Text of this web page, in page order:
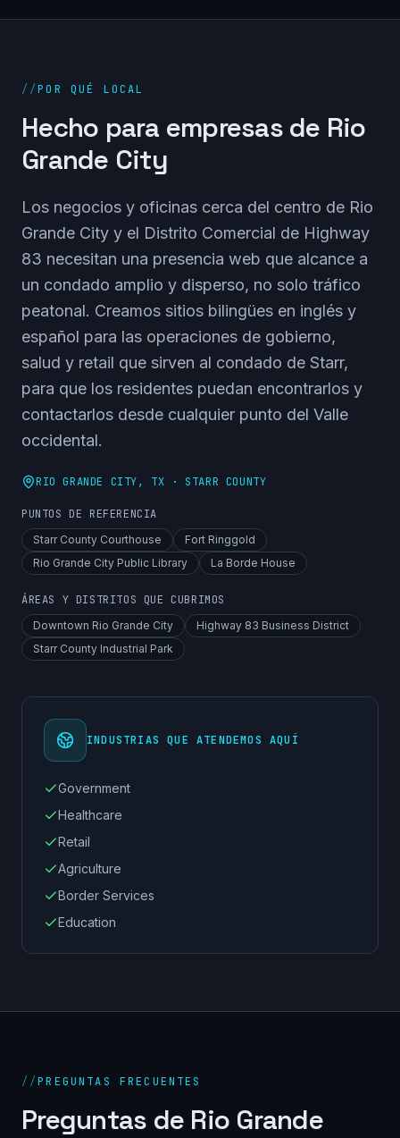
//POR QUÉ LOCAL
Hecho para empresas de Rio
Grande City
Los negocios y oficinas cerca del centro de Rio
Grande City y el Distrito Comercial de Highway
83 necesitan una presencia web que alcance a
un condado amplio y disperso, no solo tráfico
peatonal. Creamos sitios bilingües en inglés y
español para las operaciones de gobierno,
salud y retail que sirven al condado de Starr,
para que los residentes puedan encontrarlos y
contactarlos desde cualquier punto del Valle
occidental.
RIO GRANDE CITY, TX · STARR COUNTY
PUNTOS DE REFERENCIA
Starr County Courthouse
Fort Ringgold
Rio Grande City Public Library
La Borde House
ÁREAS Y DISTRITOS QUE CUBRIMOS
Downtown Rio Grande City
Highway 83 Business District
Starr County Industrial Park
INDUSTRIAS QUE ATENDEMOS AQUÍ
Government
Healthcare
Retail
Agriculture
Border Services
Education
//PREGUNTAS FRECUENTES
Preguntas de Rio Grande